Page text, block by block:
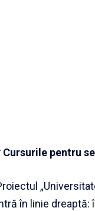
Cursurile pentru
în linie dreaptă: